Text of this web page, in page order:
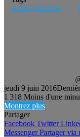
Adrien Mauduit
jeudi 9 juin 2016
1 318 Moins d'une
Montrez plus
Partager
Facebook Twitter
Messenger Partager via